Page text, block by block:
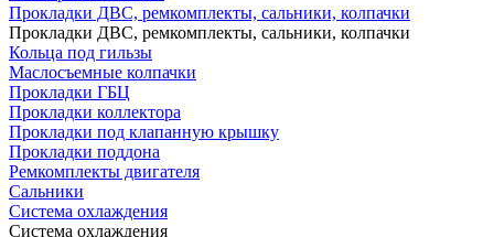
Прокладки ДВС, ремкомплекты, сальники, колпачки
Прокладки ДВС, ремкомплекты, сальники, колпачки
Кольца под гильзы
Маслосъемные колпачки
Прокладки ГБЦ
Прокладки коллектора
Прокладки под клапанную крышку
Прокладки поддона
Ремкомплекты двигателя
Сальники
Система охлаждения
Система охлаждения